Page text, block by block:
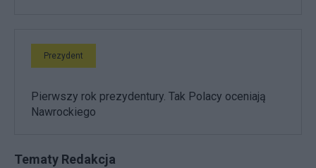
Prezydent
Pierwszy rok prezydentury. Tak Polacy oceniają
Nawrockiego
Tematy Redakcja